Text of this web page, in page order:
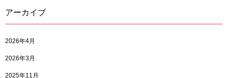
アーカイブ
2026年4月
2026年3月
2025年11月